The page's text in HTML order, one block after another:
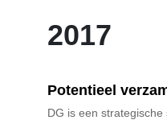
2017
Potentieel
DG is een